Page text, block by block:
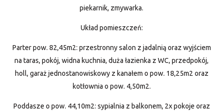
piekarnik, zmywarka.
Układ pomieszczeń:
Parter pow. 82,45m2: przestronny salon z jadalnią oraz wyjściem
na taras, pokój, widna kuchnia, duża łazienka z WC, przedpokój,
holl, garaż jednostanowiskowy z kanałem o pow. 18,25m2 oraz
kotłownia o pow. 4,50m2.
Poddasze o pow. 44,10m2: sypialnia z balkonem, 2x pokoje oraz